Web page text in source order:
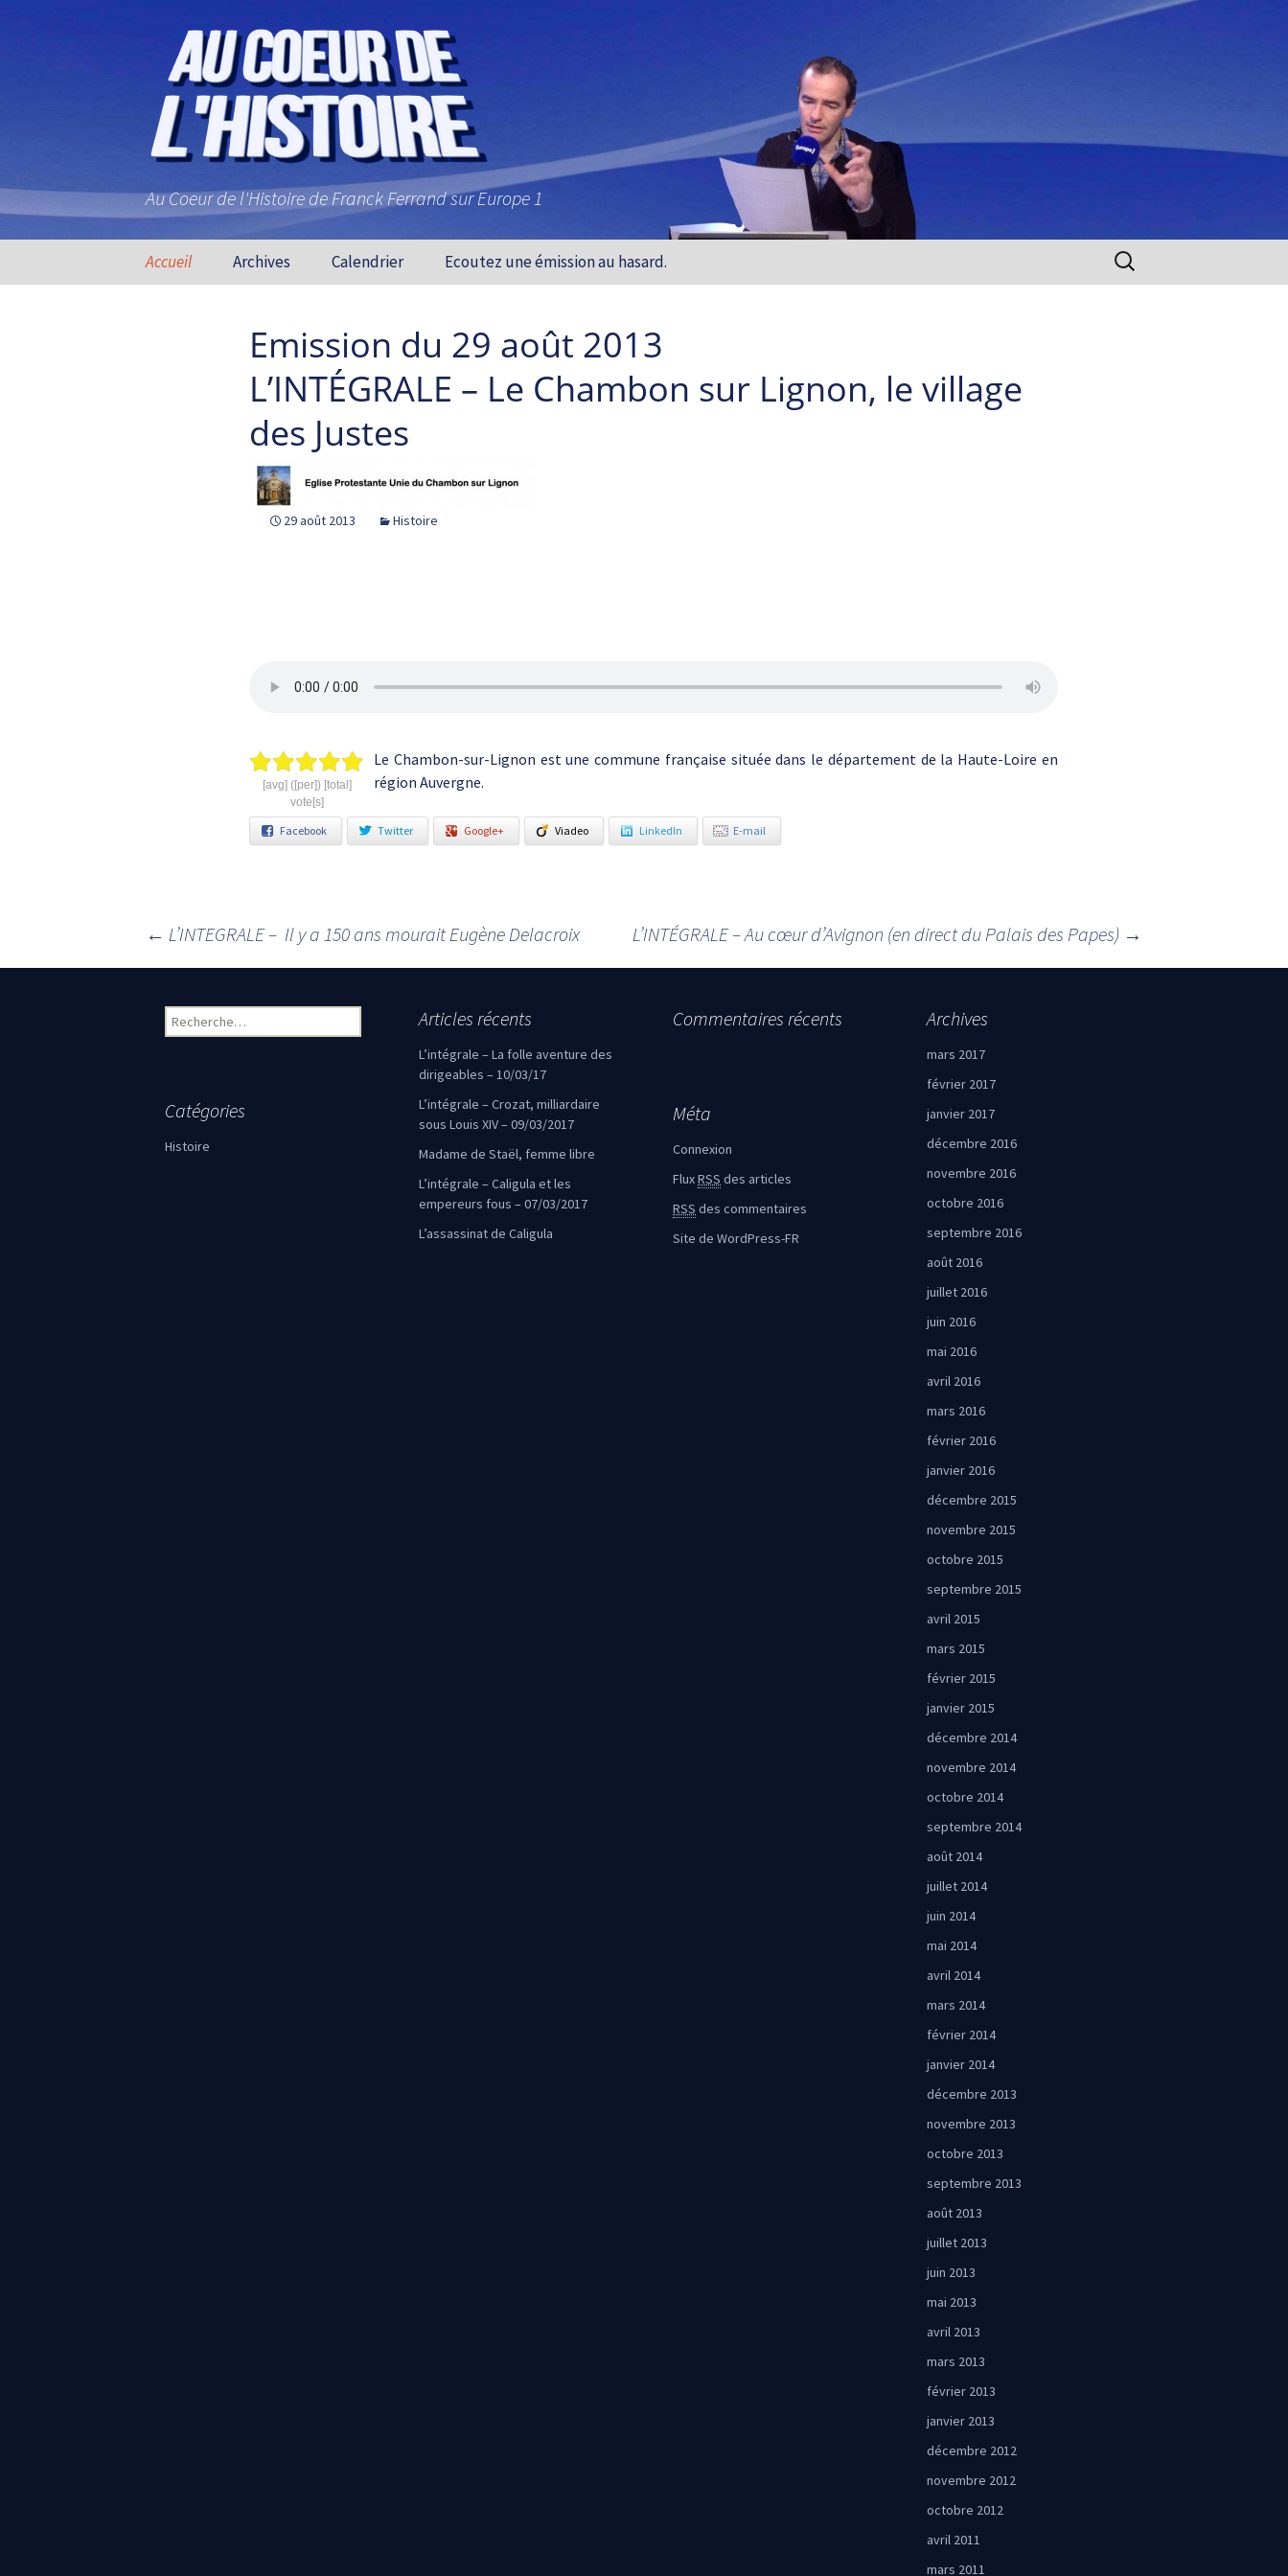
Au Coeur de l'Histoire de Franck Ferrand sur Europe 1
Aller au contenu principal
Accueil Archives Calendrier Ecoutez une émission au hasard. Rechercher :
Emission du 29 août 2013
L’INTÉGRALE – Le Chambon sur Lignon, le village
des Justes
29 août 2013 Histoire
[avg] ([per]) [total]
vote[s]
Le Chambon-sur-Lignon est une commune française située dans le département de la Haute-Loire en
région Auvergne.
Facebook Twitter Google+ Viadeo LinkedIn E-mail
Navigation des articles
← L’INTEGRALE – Il y a 150 ans mourait Eugène Delacroix L’INTÉGRALE – Au cœur d’Avignon (en direct du Palais des Papes) →
Rechercher : Articles récents
L’intégrale – La folle aventure des
dirigeables – 10/03/17
L’intégrale – Crozat, milliardaire
sous Louis XIV – 09/03/2017
Madame de Staël, femme libre
L’intégrale – Caligula et les
empereurs fous – 07/03/2017
L’assassinat de Caligula
Commentaires récents Archives
mars 2017
février 2017
janvier 2017
décembre 2016
novembre 2016
octobre 2016
septembre 2016
août 2016
juillet 2016
juin 2016
mai 2016
avril 2016
mars 2016
février 2016
janvier 2016
décembre 2015
novembre 2015
octobre 2015
septembre 2015
avril 2015
mars 2015
février 2015
janvier 2015
décembre 2014
novembre 2014
octobre 2014
septembre 2014
août 2014
juillet 2014
juin 2014
mai 2014
avril 2014
mars 2014
février 2014
janvier 2014
décembre 2013
novembre 2013
octobre 2013
septembre 2013
août 2013
juillet 2013
juin 2013
mai 2013
avril 2013
mars 2013
février 2013
janvier 2013
décembre 2012
novembre 2012
octobre 2012
avril 2011
mars 2011
Catégories
Histoire
Méta
Connexion
FluxRSS des articles
RSS des commentaires
Site de WordPress-FR